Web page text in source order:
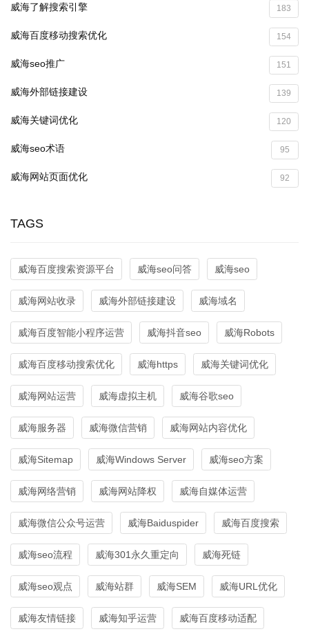
威海了解搜索引擎 183
威海百度移动搜索优化 154
威海seo推广 151
威海外部链接建设 139
威海关键词优化 120
威海seo术语 95
威海网站页面优化 92
TAGS
威海百度搜索资源平台 威海seo问答 威海seo
威海网站收录 威海外部链接建设 威海域名
威海百度智能小程序运营 威海抖音seo 威海Robots
威海百度移动搜索优化 威海https 威海关键词优化
威海网站运营 威海虚拟主机 威海谷歌seo
威海服务器 威海微信营销 威海网站内容优化
威海Sitemap 威海Windows Server 威海seo方案
威海网络营销 威海网站降权 威海自媒体运营
威海微信公众号运营 威海Baiduspider 威海百度搜索
威海seo流程 威海301永久重定向 威海死链
威海seo观点 威海站群 威海SEM 威海URL优化
威海友情链接 威海知乎运营 威海百度移动适配